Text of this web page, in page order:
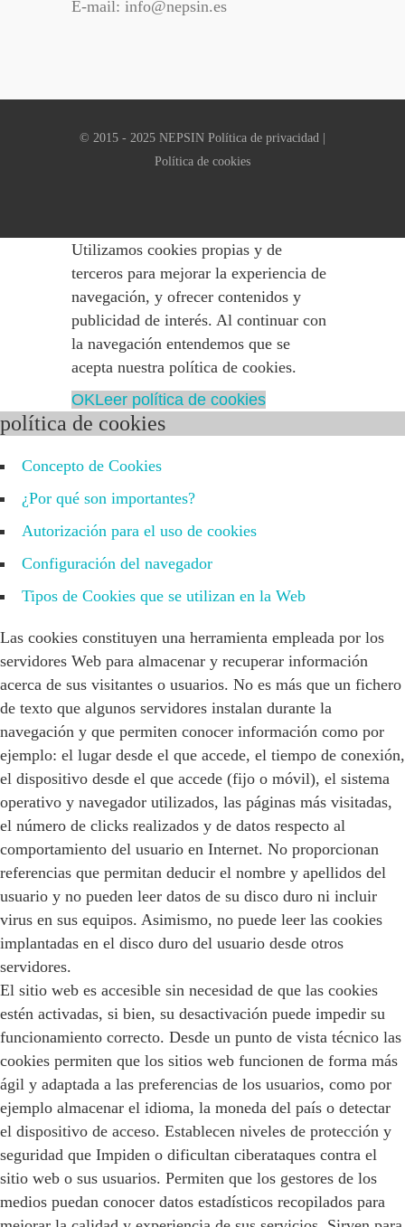
E-mail: info@nepsin.es
© 2015 - 2025 NEPSIN Política de privacidad
Política de cookies
Utilizamos cookies propias y de
terceros para mejorar la experiencia de
navegación, y ofrecer contenidos y
publicidad de interés. Al continuar con
la navegación entendemos que se
acepta nuestra política de cookies.
OKLeer política de cookies
política de cookies
Concepto de Cookies
¿Por qué son importantes?
Autorización para el uso de cookies
Configuración del navegador
Tipos de Cookies que se utilizan en la Web
Las cookies constituyen una herramienta empleada por los
servidores Web para almacenar y recuperar información
acerca de sus visitantes o usuarios. No es más que un fichero
de texto que algunos servidores instalan durante la
navegación y que permiten conocer información como por
ejemplo: el lugar desde el que accede, el tiempo de conexión,
el dispositivo desde el que accede (fijo o móvil), el sistema
operativo y navegador utilizados, las páginas más visitadas,
el número de clicks realizados y de datos respecto al
comportamiento del usuario en Internet. No proporcionan
referencias que permitan deducir el nombre y apellidos del
usuario y no pueden leer datos de su disco duro ni incluir
virus en sus equipos. Asimismo, no puede leer las cookies
implantadas en el disco duro del usuario desde otros
servidores.
El sitio web es accesible sin necesidad de que las cookies
estén activadas, si bien, su desactivación puede impedir su
funcionamiento correcto. Desde un punto de vista técnico las
cookies permiten que los sitios web funcionen de forma más
ágil y adaptada a las preferencias de los usuarios, como por
ejemplo almacenar el idioma, la moneda del país o detectar
el dispositivo de acceso. Establecen niveles de protección y
seguridad que Impiden o dificultan ciberataques contra el
sitio web o sus usuarios. Permiten que los gestores de los
medios puedan conocer datos estadísticos recopilados para